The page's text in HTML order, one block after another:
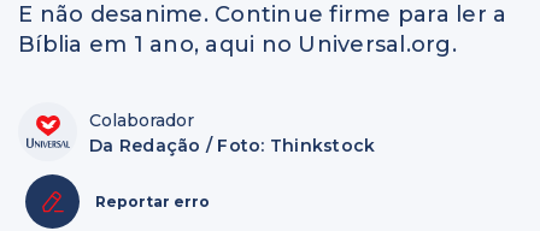
E não desanime. Continue firme para ler a
Bíblia em 1 ano, aqui no Universal.org.
Colaborador
Da Redação / Foto: Thinkstock
Reportar erro